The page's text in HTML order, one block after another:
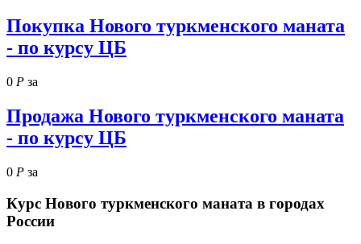
Покупка Нового туркменского маната
- по курсу ЦБ
0 Р за
Продажа Нового туркменского маната
- по курсу ЦБ
0 Р за
Курс Нового туркменского маната в городах
России